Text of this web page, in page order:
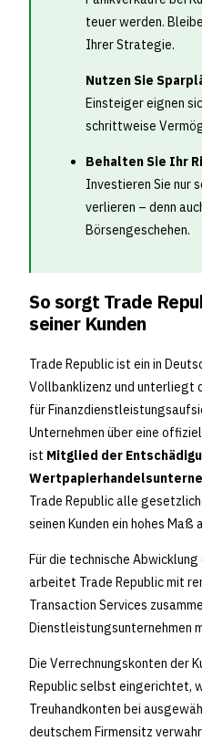
teuer werden.
Ihrer Strategie.
Nutzen Sie
Einsteiger eignen
schrittweise
Behalten Sie Ihr
Investieren Sie nur
verlieren – denn
Börsengeschehen.
So sorgt Trade
seiner Kunden
Trade Republic ist ein in
Vollbanklizenz und unterliegt
für
Unternehmen über eine
ist Mitglied der
Trade Republic alle
seinen Kunden ein hohes Maß
Für die technische
arbeitet Trade Republic mit
Transaction Services
Dienstleistungsunternehmen
Die Verrechnungskonten der
Republic selbst eingerichtet,
Treuhandkonten bei
deutschem Firmensitz